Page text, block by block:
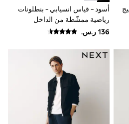
أسود - قياس انسيابي - بنطلونات
رياضية ممشّطة من الداخل